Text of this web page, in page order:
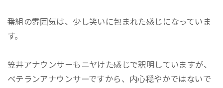
番組の雰囲気は、少し笑いに包まれた感じになっていま
す。
笠井アナウンサーもニヤけた感じで釈明していますが、
ベテランアナウンサーですから、内心穏やかではないで